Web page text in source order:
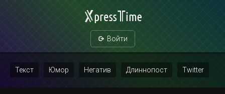
Войти
Текст Юмор Негатив Длиннопост Twitter